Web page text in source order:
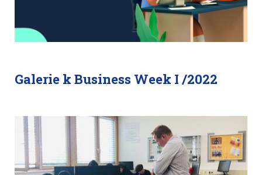
Galerie k Business Week I /2022